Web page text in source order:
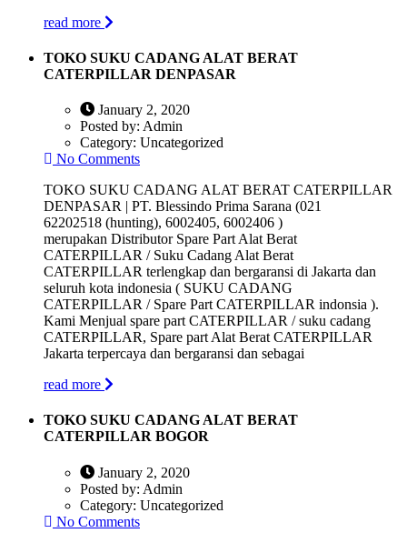
read more
TOKO SUKU CADANG ALAT BERAT
CATERPILLAR DENPASAR
January 2, 2020
Posted by: Admin
Category: Uncategorized
No Comments
TOKO SUKU CADANG ALAT BERAT CATERPILLAR
DENPASAR | PT. Blessindo Prima Sarana (021
62202518 (hunting), 6002405, 6002406 )
merupakan Distributor Spare Part Alat Berat
CATERPILLAR / Suku Cadang Alat Berat
CATERPILLAR terlengkap dan bergaransi di Jakarta dan
seluruh kota indonesia ( SUKU CADANG
CATERPILLAR / Spare Part CATERPILLAR indonsia ).
Kami Menjual spare part CATERPILLAR / suku cadang
CATERPILLAR, Spare part Alat Berat CATERPILLAR
Jakarta terpercaya dan bergaransi dan sebagai
read more
TOKO SUKU CADANG ALAT BERAT
CATERPILLAR BOGOR
January 2, 2020
Posted by: Admin
Category: Uncategorized
No Comments